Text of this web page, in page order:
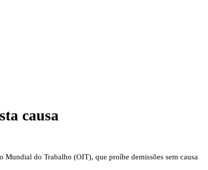
causa
do Trabalho (OIT), que proíbe demissões sem causa